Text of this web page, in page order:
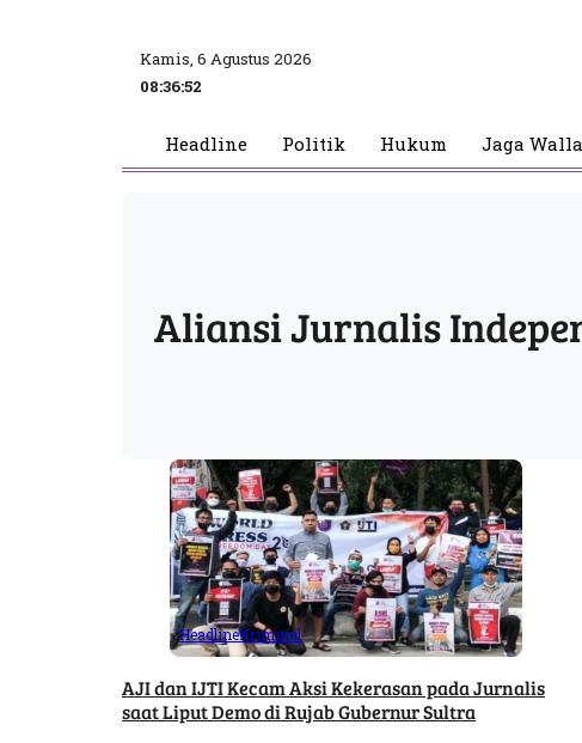
Kamis, 6 Agustus 2026
08:36:52
Headline Politik Hukum Jaga
Aliansi Jurnalis
HeadlineKriminal
AJI dan IJTI Kecam Aksi Kekerasan pada Jurnalis
saat Liput Demo di Rujab Gubernur Sultra